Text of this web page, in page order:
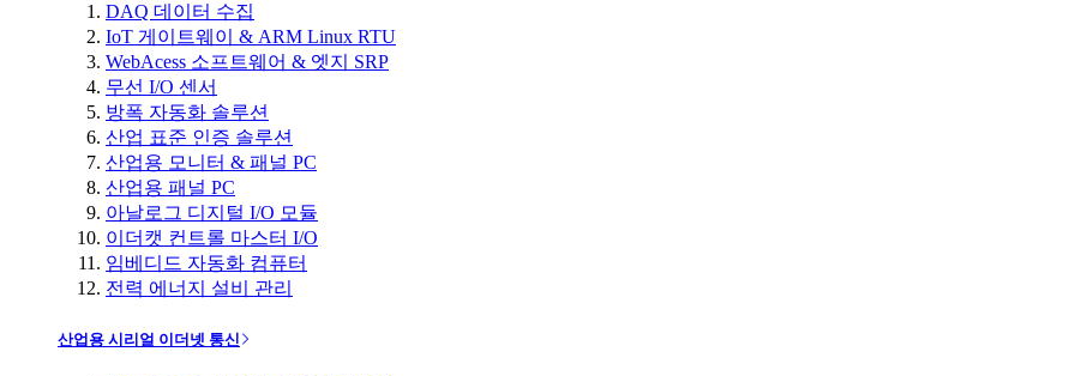
DAQ 데이터 수집
IoT 게이트웨이 & ARM Linux RTU
WebAcess 소프트웨어 & 엣지 SRP
무선 I/O 센서
방폭 자동화 솔루션
산업 표준 인증 솔루션
산업용 모니터 & 패널 PC
산업용 패널 PC
아날로그 디지털 I/O 모듈
이더캣 컨트롤 마스터 I/O
임베디드 자동화 컴퓨터
전력 에너지 설비 관리
산업용 시리얼 이더넷 통신